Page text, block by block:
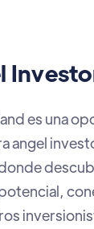
lugar
indicado.
espacios
y la